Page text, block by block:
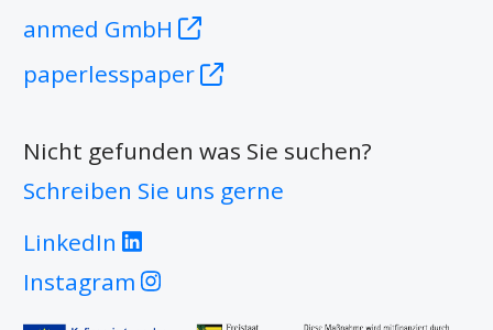
anmed GmbH
paperlesspaper
Nicht gefunden was Sie suchen?
Schreiben Sie uns gerne
LinkedIn
Instagram